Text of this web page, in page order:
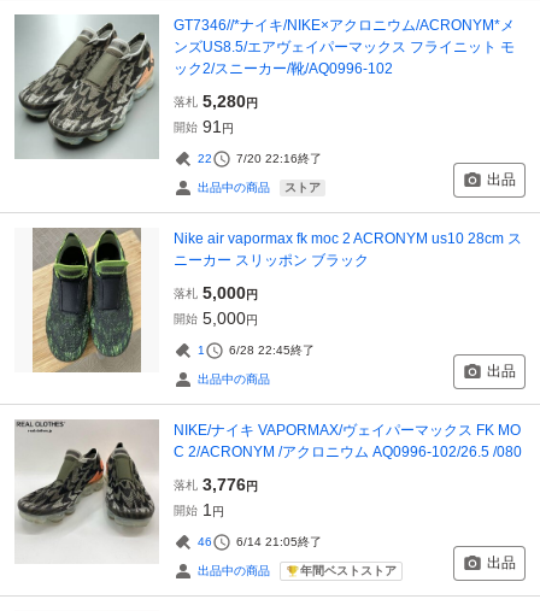
GT7346//*ナイキ/NIKE×アクロニウム/ACRONYM*メ
ンズUS8.5/エアヴェイパーマックス フライニット モ
ック2/スニーカー/靴/AQ0996-102
落札 5,280円
開始 91 円
22 7/20 22:16終了
出品中の商品 ストア 出品
Nike air vapormax fk moc 2 ACRONYM us10 28cm ス
ニーカー スリッポン ブラック
落札 5,000円
開始 5,000円
1 6/28 22:45終了
出品中の商品 出品
NIKE/ナイキ VAPORMAX/ヴェイパーマックス FK MO
C 2/ACRONYM /アクロニウム AQ0996-102/26.5 /080
落札 3,776円
開始 1 円
46 6/14 21:05終了
出品中の商品 年間ベストストア 出品